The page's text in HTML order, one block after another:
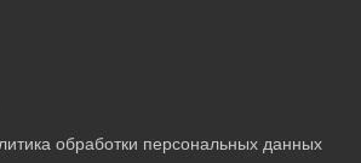
обработки персональных данных